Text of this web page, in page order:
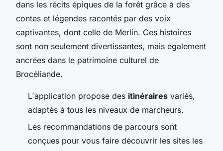
dans les récits épiques de la forêt grâce à des
contes et légendes racontés par des voix
captivantes, dont celle de Merlin. Ces histoires
sont non seulement divertissantes, mais également
ancrées dans le patrimoine culturel de
Brocéliande.
L'application propose des itinéraires variés,
adaptés à tous les niveaux de marcheurs.
Les recommandations de parcours sont
conçues pour vous faire découvrir les sites les